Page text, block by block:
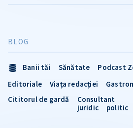
BLOG
Banii tăi Sănătate Podcast
Editoriale
Viața redacției
Cititorul de gardă
Consultant
juridic
politic